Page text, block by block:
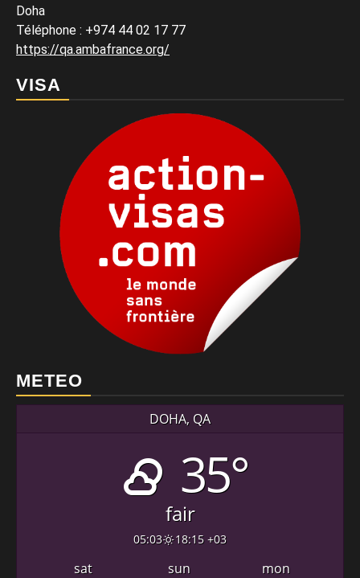
Doha
Téléphone : +974 44 02 17 77
https://qa.ambafrance.org/
VISA
METEO
DOHA, QA
35°
fair
05:03 18:15 +03
sat sun mon